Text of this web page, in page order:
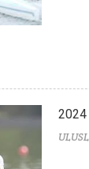
2024